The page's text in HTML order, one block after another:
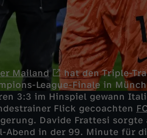
Mailand
hat den Triple-
League-Finale in
3:3 im Hinspiel gewann
Flick gecoachten
Davide Frattesi sorgte
Abend in der 99. Minute für